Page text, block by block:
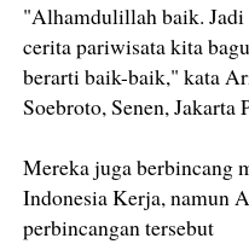
"Alhamdulillah baik. Jadi
cerita pariwisata kita
berarti baik-baik," kata
Soebroto, Senen, Jakarta
Mereka juga berbincang
Indonesia Kerja, namun
perbincangan tersebut